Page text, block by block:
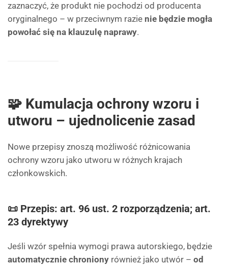
zaznaczyć, że produkt nie pochodzi od producenta
oryginalnego – w przeciwnym razie nie będzie mogła
powołać się na klauzulę naprawy.
🧩 Kumulacja ochrony wzoru i
utworu – ujednolicenie zasad
Nowe przepisy znoszą możliwość różnicowania
ochrony wzoru jako utworu w różnych krajach
członkowskich.
📜 Przepis: art. 96 ust. 2 rozporządzenia; art.
23 dyrektywy
Jeśli wzór spełnia wymogi prawa autorskiego, będzie
automatycznie chroniony również jako utwór – od